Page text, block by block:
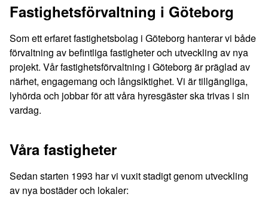
Fastighetsförvaltning i Göteborg
Som ett erfaret fastighetsbolag i Göteborg hanterar vi både
förvaltning av befintliga fastigheter och utveckling av nya
projekt. Vår fastighetsförvaltning i Göteborg är präglad av
närhet, engagemang och långsiktighet. Vi är tillgängliga,
lyhörda och jobbar för att våra hyresgäster ska trivas i sin
vardag.
Våra fastigheter
Sedan starten 1993 har vi vuxit stadigt genom utveckling
av nya bostäder och lokaler: